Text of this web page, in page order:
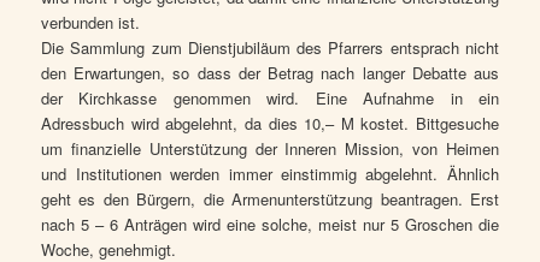
verbunden ist.
Die Sammlung zum Dienstjubiläum des Pfarrers entsprach nicht
den Erwartungen, so dass der Betrag nach langer Debatte aus
der Kirchkasse genommen wird. Eine Aufnahme in ein
Adressbuch wird abgelehnt, da dies 10,– M kostet. Bittgesuche
um finanzielle Unterstützung der Inneren Mission, von Heimen
und Institutionen werden immer einstimmig abgelehnt. Ähnlich
geht es den Bürgern, die Armenunterstützung beantragen. Erst
nach 5 – 6 Anträgen wird eine solche, meist nur 5 Groschen die
Woche, genehmigt.